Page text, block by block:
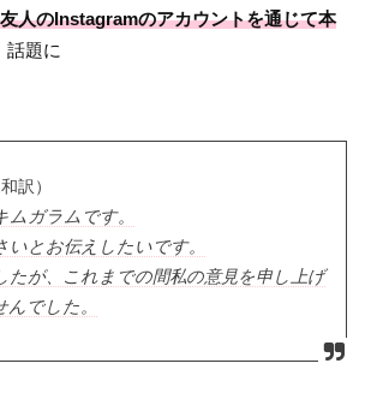
友人のInstagramのアカウントを通じて本
話題に
訳）
ムガラムです。
いとお伝えしたいです。
たが、これまでの間私の意見を申し上げ
でした。